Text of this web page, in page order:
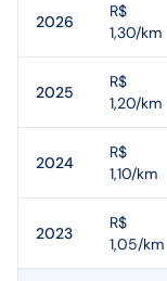
2026
R$
1,30/km
2025
R$
1,20/km
2024
R$
1,10/km
2023
R$
1,05/km